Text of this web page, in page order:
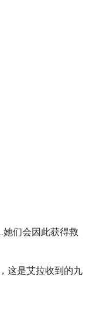
她们会因此获得救
这是艾拉收到的九